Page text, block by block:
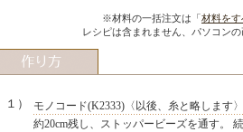
※材料の一括注文は「材料を
レシピは含まれません、パソコン
１）
モノコード(K2333)〈以後、糸と略します
約20cm残し、ストッパービーズを通す。